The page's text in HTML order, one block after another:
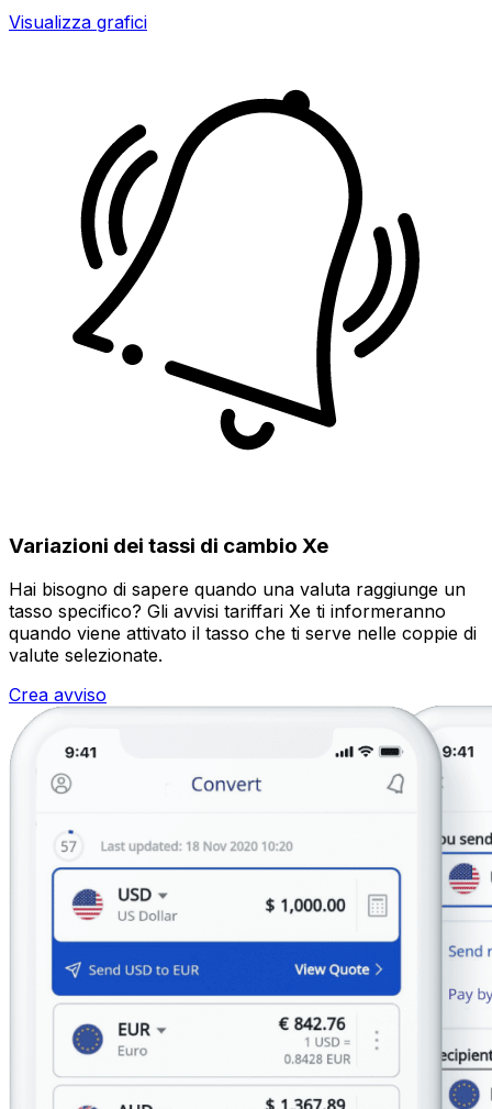
Visualizza grafici
Variazioni dei tassi di cambio Xe
Hai bisogno di sapere quando una valuta raggiunge un
tasso specifico? Gli avvisi tariffari Xe ti informeranno
quando viene attivato il tasso che ti serve nelle coppie di
valute selezionate.
Crea avviso